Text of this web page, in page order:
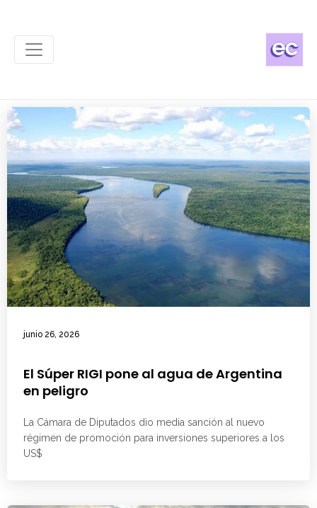
junio 26, 2026
El Súper RIGI pone al agua de Argentina
en peligro
La Cámara de Diputados dio media sanción al nuevo
régimen de promoción para inversiones superiores a los
US$